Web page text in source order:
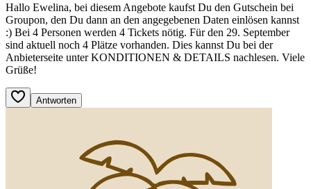
Hallo Ewelina, bei diesem Angebote kaufst Du den Gutschein bei
Groupon, den Du dann an den angegebenen Daten einlösen kannst
:) Bei 4 Personen werden 4 Tickets nötig. Für den 29. September
sind aktuell noch 4 Plätze vorhanden. Dies kannst Du bei der
Anbieterseite unter KONDITIONEN & DETAILS nachlesen. Viele
Grüße!
Antworten